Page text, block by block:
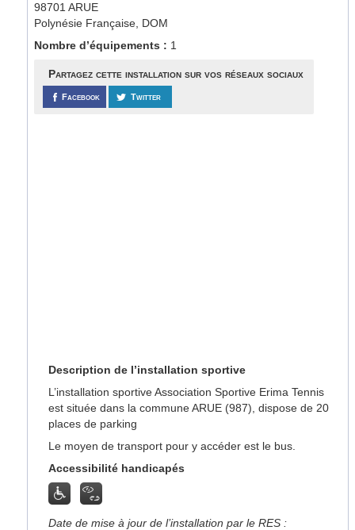
98701 ARUE
Polynésie Française, DOM
Nombre d’équipements : 1
Partagez cette installation sur vos réseaux sociaux
Facebook Twitter
Description de l’installation sportive
L’installation sportive Association Sportive Erima Tennis
est située dans la commune ARUE (987), dispose de 20
places de parking
Le moyen de transport pour y accéder est le bus.
Accessibilité handicapés
Date de mise à jour de l’installation par le RES :